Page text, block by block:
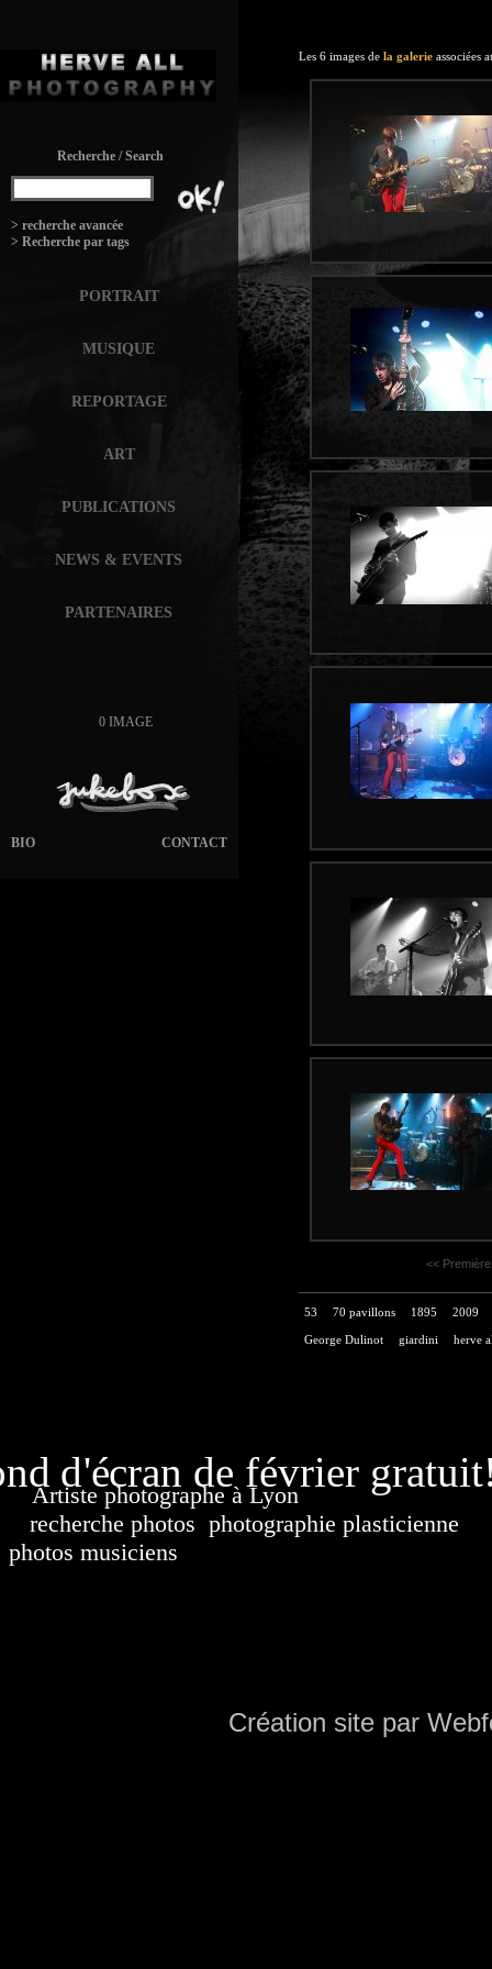
Recherche / Search
> recherche avancée
> Recherche par tags
PORTRAIT
MUSIQUE
REPORTAGE
ART
PUBLICATIONS
NEWS & EVENTS
PARTENAIRES
0 IMAGE
CONTACT
BIO
Les 6 images de la galerie associées
<<
53 70 pavillons 1895 2009
George Dulinot giardini herve
d'écran de février
Artiste photographe à LyonFrance. Banque
recherche photos photographie plasticienne
photos musiciens
Création site par